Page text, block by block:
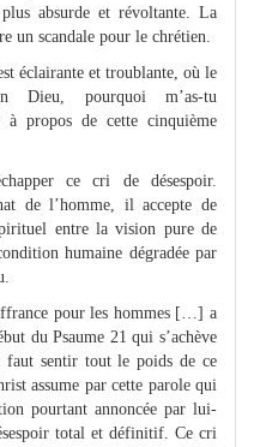
absurde et révoltante. La
un scandale pour le chrétien.
éclairante et troublante, où le
Dieu, pourquoi m’as-tu
à propos de cette cinquième
ce cri de désespoir.
de l’homme, il accepte de
entre la vision pure de
humaine dégradée par
pour les hommes […] a
du Psaume 21 qui s’achève
sentir tout le poids de ce
assume par cette parole qui
pourtant annoncée par lui-
total et définitif. Ce cri